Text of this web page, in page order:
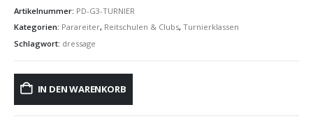
Artikelnummer: PD-G3-TURNIER
Kategorien: Parareiter, Reitschulen & Clubs, Turnierklassen
Schlagwort: dressage
IN DEN WARENKORB